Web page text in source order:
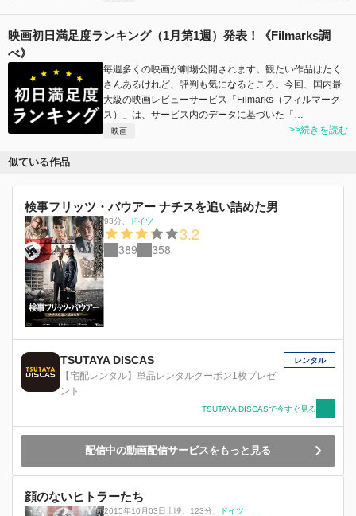
映画初日満足度ランキング（1月第1週）発表！《Filmarks調
べ》
毎週多くの映画が劇場公開されます。観たい作品はたく
さんあるけれど、評判も気になるところ。今回、国内最
大級の映画レビューサービス「Filmarks（フィルマーク
ス）」は、サービス内のデータに基づいた「…
映画 >>続きを読む
似ている作品
検事フリッツ・バウアー ナチスを追い詰めた男
93分 ドイツ
3.2
389 358
TSUTAYA DISCAS
【宅配レンタル】単品レンタルクーポン1枚プレゼ
ント
レンタル
TSUTAYA DISCASで今すぐ見る
配信中の動画配信サービスをもっと見る
顔のないヒトラーたち
2015年10月03日上映 123分
ドイツ